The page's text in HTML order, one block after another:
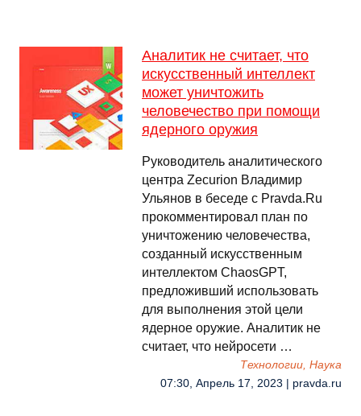
Аналитик не считает, что
искусственный интеллект
может уничтожить
человечество при помощи
ядерного оружия
Руководитель аналитического
центра Zecurion Владимир
Ульянов в беседе с Pravda.Ru
прокомментировал план по
уничтожению человечества,
созданный искусственным
интеллектом ChaosGPT,
предложивший использовать
для выполнения этой цели
ядерное оружие. Аналитик не
считает, что нейросети …
Технологии, Наука
07:30, Апрель 17, 2023 | pravda.ru